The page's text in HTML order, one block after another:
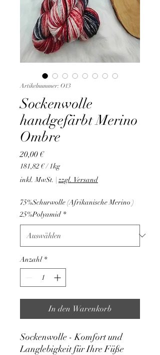
Artikelnummer: O13
Sockenwolle
handgefärbt Merino
Ombre
20,00 €Preis
181,82 €/1kg
181,82 €
pro
Kilogramm
inkl. MwSt. | zzgl. Versand
75%Schurwolle (Afrikanische Merino )
25%Polyamid *
Anzahl *
In den Warenkorb
Sockenwolle - Komfort und
Langlebigkeit für Ihre Füße